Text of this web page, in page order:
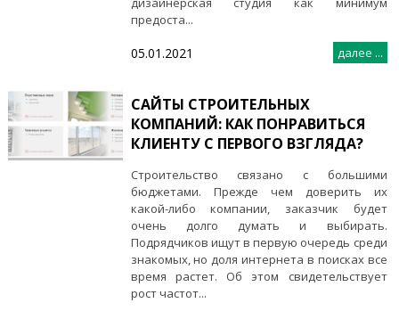
предоста...
05.01.2021 далее ...
САЙТЫ СТРОИТЕЛЬНЫХ
КОМПАНИЙ: КАК ПОНРАВИТЬСЯ
КЛИЕНТУ С ПЕРВОГО ВЗГЛЯДА?
Строительство связано с большими
бюджетами. Прежде чем доверить их
какой-либо компании, заказчик будет
очень долго думать и выбирать.
Подрядчиков ищут в первую очередь среди
знакомых, но доля интернета в поисках все
время растет. Об этом свидетельствует
рост частот...